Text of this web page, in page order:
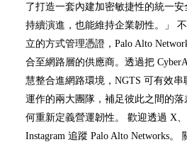
了打造一套內建加密敏捷性的統一
持續演進，也能維持企業韌性。」
立的方式管理憑證，Palo Alto
合至網路層的供應商。透過把
慧整合進網路環境，NGTS 可有效
運作的兩大團隊，補足彼此之間的
何重新定義營運韌性。 歡迎透過 X
Instagram 追蹤 Palo Alto Networks。